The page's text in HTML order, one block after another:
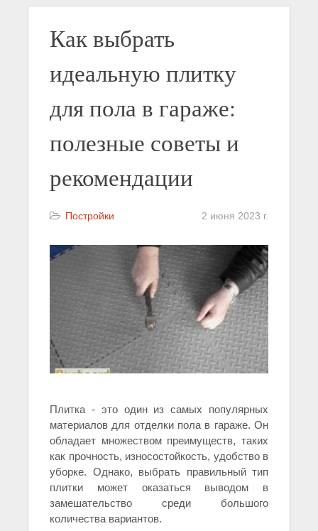
Как выбрать
идеальную плитку
для пола в гараже:
полезные советы и
рекомендации
Постройки 2 июня 2023 г.
Плитка - это один из самых популярных
материалов для отделки пола в гараже. Он
обладает множеством преимуществ, таких
как прочность, износостойкость, удобство в
уборке. Однако, выбрать правильный тип
плитки может оказаться выводом в
замешательство среди большого
количества вариантов.